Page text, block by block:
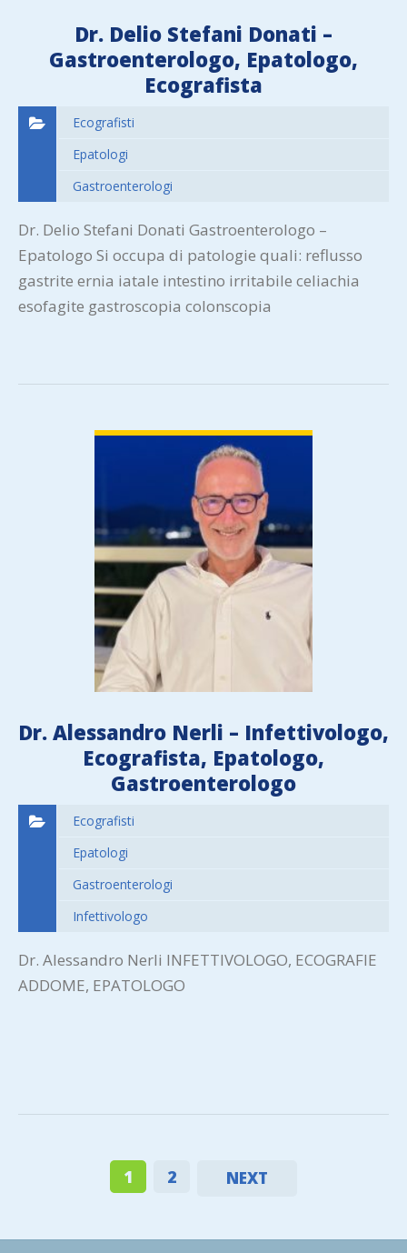
Dr. Delio Stefani Donati –
Gastroenterologo, Epatologo,
Ecografista
Ecografisti
Epatologi
Gastroenterologi
Dr. Delio Stefani Donati Gastroenterologo –
Epatologo Si occupa di patologie quali: reflusso
gastrite ernia iatale intestino irritabile celiachia
esofagite gastroscopia colonscopia
Dr. Alessandro Nerli – Infettivologo,
Ecografista, Epatologo,
Gastroenterologo
Ecografisti
Epatologi
Gastroenterologi
Infettivologo
Dr. Alessandro Nerli INFETTIVOLOGO, ECOGRAFIE
ADDOME, EPATOLOGO
1 2 NEXT